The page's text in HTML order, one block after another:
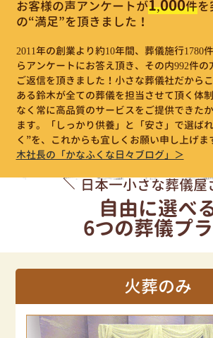
お客様の声アンケートが1,000件を
の“満足”を頂きました！
2011年の創業より約10年間、葬儀施行1780
らアンケートにお答え頂き、その内992件の
ご返信を頂きました！小さな葬儀社だから
ある鈴木が全ての葬儀を担当させて頂く体
なく常に高品質のサービスをご提供できた
ます。「しっかり供養」と「安さ」で選ば
く”を、これからも宜しくお願い申し上げま
木社長の「かなふくな日々ブログ」＞
日本一小さな葬儀屋
自由に選べ
6つの葬儀プ
火葬のみ